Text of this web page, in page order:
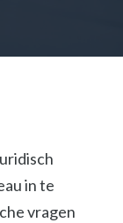
in te
vragen